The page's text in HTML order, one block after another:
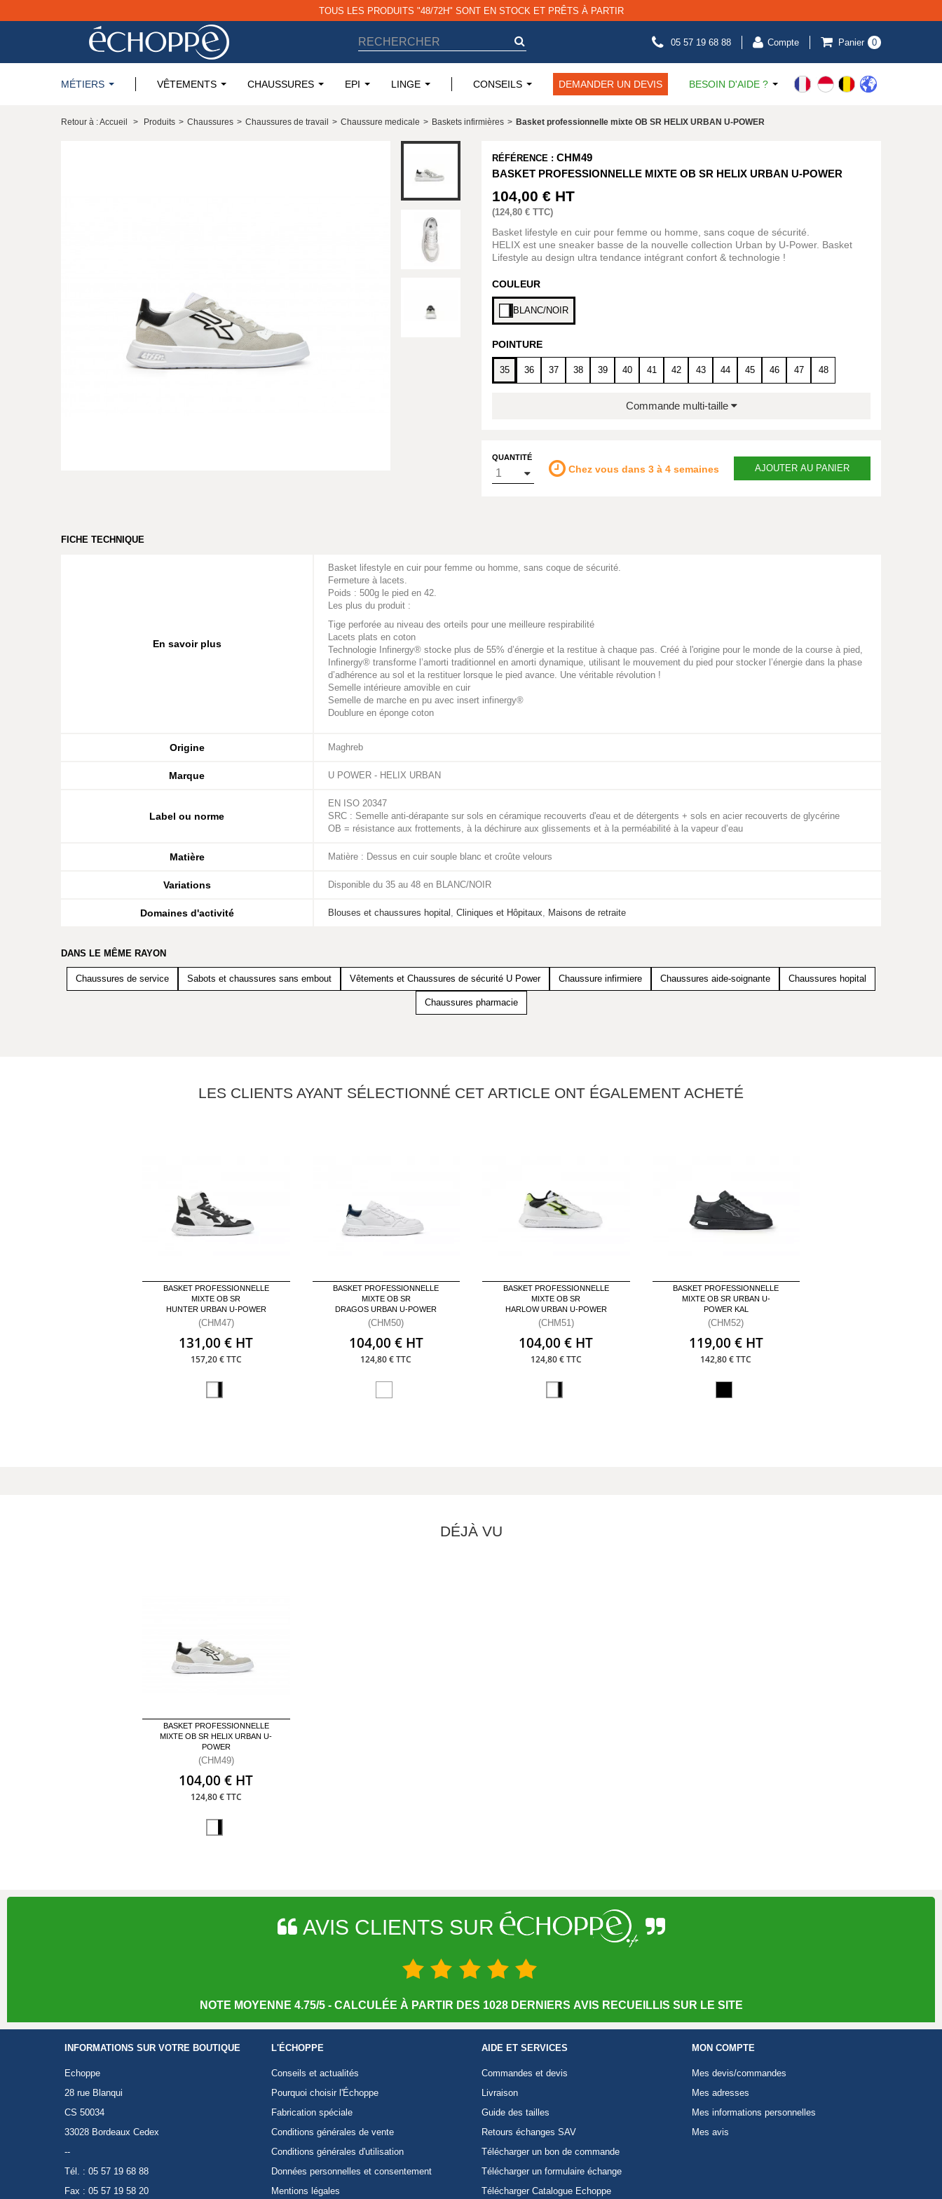
TOUS LES PRODUITS "48/72H" SONT EN STOCK ET PRÊTS À PARTIR
05 57 19 68 88 Compte Panier 0
MÉTIERS VÊTEMENTS CHAUSSURES EPI LINGE CONSEILS DEMANDER UN DEVIS BESOIN D'AIDE ?
Retour à : Accueil > Produits > Chaussures > Chaussures de travail > Chaussure medicale > Baskets infirmières > Basket professionnelle mixte OB SR HELIX URBAN U-POWER
RÉFÉRENCE : CHM49
BASKET PROFESSIONNELLE MIXTE OB SR HELIX URBAN U-POWER
104,00 € HT
(124,80 € TTC)
Basket lifestyle en cuir pour femme ou homme, sans coque de sécurité.
HELIX est une sneaker basse de la nouvelle collection Urban by U-Power. Basket
Lifestyle au design ultra tendance intégrant confort & technologie !
COULEUR
BLANC/NOIR
POINTURE
35 36 37 38 39 40 41 42 43 44 45 46 47 48
Commande multi-taille
QUANTITÉ
Chez vous dans 3 à 4 semaines AJOUTER AU PANIER
FICHE TECHNIQUE
En savoir plus
Basket lifestyle en cuir pour femme ou homme, sans coque de sécurité.
Fermeture à lacets.
Poids : 500g le pied en 42.
Les plus du produit :
Tige perforée au niveau des orteils pour une meilleure respirabilité
Lacets plats en coton
Technologie Infinergy® stocke plus de 55% d’énergie et la restitue à chaque pas. Créé à l'origine pour le monde de la course à pied,
Infinergy® transforme l’amorti traditionnel en amorti dynamique, utilisant le mouvement du pied pour stocker l’énergie dans la phase
d’adhérence au sol et la restituer lorsque le pied avance. Une véritable révolution !
Semelle intérieure amovible en cuir
Semelle de marche en pu avec insert infinergy®
Doublure en éponge coton
Origine Maghreb
Marque U POWER - HELIX URBAN
Label ou norme
EN ISO 20347
SRC : Semelle anti-dérapante sur sols en céramique recouverts d'eau et de détergents + sols en acier recouverts de glycérine
OB = résistance aux frottements, à la déchirure aux glissements et à la perméabilité à la vapeur d’eau
Matière Matière : Dessus en cuir souple blanc et croûte velours
Variations Disponible du 35 au 48 en BLANC/NOIR
Domaines d'activité Blouses et chaussures hopital , Cliniques et Hôpitaux, Maisons de retraite
DANS LE MÊME RAYON
Chaussures de service Sabots et chaussures sans embout Vêtements et Chaussures de sécurité U Power Chaussure infirmiere Chaussures aide-soignante Chaussures hopital
Chaussures pharmacie
LES CLIENTS AYANT SÉLECTIONNÉ CET ARTICLE ONT ÉGALEMENT ACHETÉ
BASKET PROFESSIONNELLE
MIXTE OB SR
HUNTER URBAN U-POWER
(CHM47)
131,00 € HT
157,20 € TTC
BASKET PROFESSIONNELLE
MIXTE OB SR
DRAGOS URBAN U-POWER
(CHM50)
104,00 € HT
124,80 € TTC
BASKET PROFESSIONNELLE
MIXTE OB SR
HARLOW URBAN U-POWER
(CHM51)
104,00 € HT
124,80 € TTC
BASKET PROFESSIONNELLE
MIXTE OB SR URBAN U-
POWER KAL
(CHM52)
119,00 € HT
142,80 € TTC
DÉJÀ VU
BASKET PROFESSIONNELLE
MIXTE OB SR HELIX URBAN U-
POWER
(CHM49)
104,00 € HT
124,80 € TTC
AVIS CLIENTS SUR
NOTE MOYENNE 4.75/5 - CALCULÉE À PARTIR DES 1028 DERNIERS AVIS RECUEILLIS SUR LE SITE
INFORMATIONS SUR VOTRE BOUTIQUE
Echoppe
28 rue Blanqui
CS 50034
33028 Bordeaux Cedex
--
Tél. : 05 57 19 68 88
Fax : 05 57 19 58 20
L'ÉCHOPPE
Conseils et actualités
Pourquoi choisir l'Échoppe
Fabrication spéciale
Conditions générales de vente
Conditions générales d'utilisation
Données personnelles et consentement
Mentions légales
AIDE ET SERVICES
Commandes et devis
Livraison
Guide des tailles
Retours échanges SAV
Télécharger un bon de commande
Télécharger un formulaire échange
Télécharger Catalogue Echoppe
MON COMPTE
Mes devis/commandes
Mes adresses
Mes informations personnelles
Mes avis